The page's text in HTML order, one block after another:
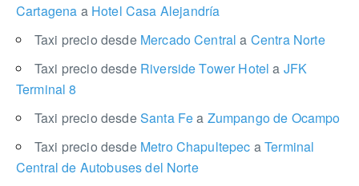
Cartagena aHotel Casa Alejandría
Taxi precio desde Mercado Centrala Centra Norte
Taxi precio desde Riverside Tower Hotela JFK
Terminal 8
Taxi precio desdeSanta Fea Zumpango de Ocampo
Taxi precio desde Metro Chapultepec aTerminal
Central de Autobuses del Norte